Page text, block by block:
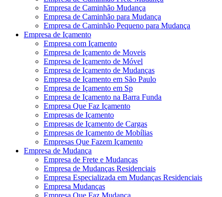
Empresa de Caminhão Mudança
Empresa de Caminhão para Mudança
Empresa de Caminhão Pequeno para Mudança
Empresa de Içamento
Empresa com Içamento
Empresa de Içamento de Moveis
Empresa de Içamento de Móvel
Empresa de Içamento de Mudanças
Empresa de Içamento em São Paulo
Empresa de Içamento em Sp
Empresa de Içamento na Barra Funda
Empresa Que Faz Içamento
Empresas de Içamento
Empresas de Içamento de Cargas
Empresas de Içamento de Mobílias
Empresas Que Fazem Içamento
Empresa de Mudança
Empresa de Frete e Mudanças
Empresa de Mudanças Residenciais
Empresa Especializada em Mudanças Residenciais
Empresa Mudanças
Empresa Que Faz Mudança